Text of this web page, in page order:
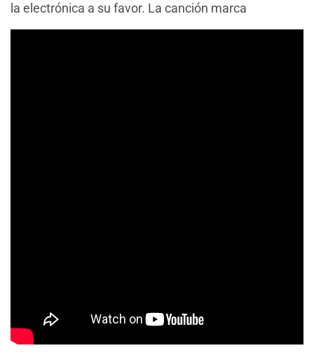
la electrónica a su favor. La canción marca